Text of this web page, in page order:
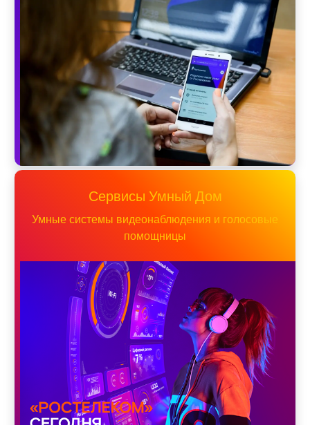
Сервисы Умный Дом
Умные системы видеонаблюдения и голосовые
помощницы